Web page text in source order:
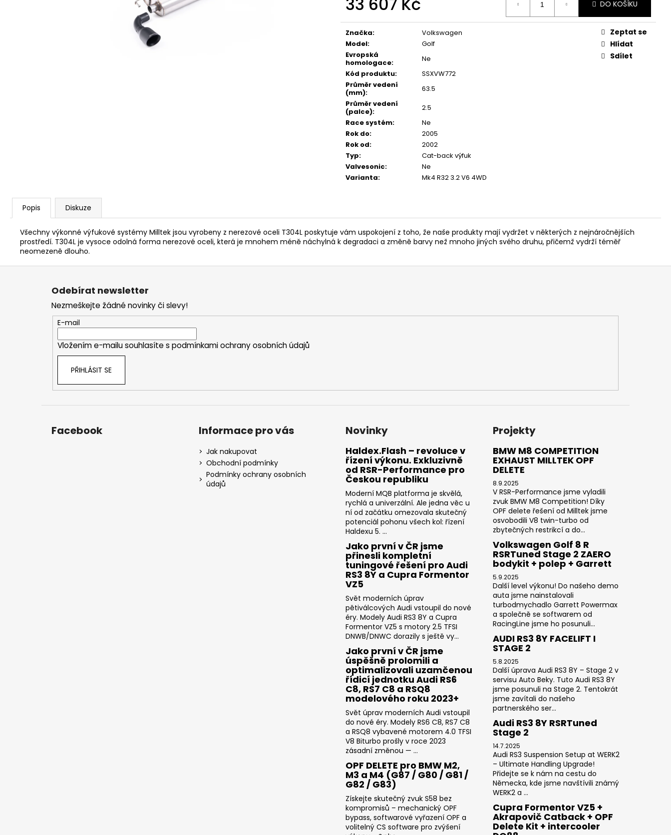
cena:
DO KOŠÍKU
Značka:
Volkswagen
Model:
Golf
Evropská
homologace:
Ne
Kód produktu:
SSXVW772
Průměr vedení
(mm):
63.5
Průměr vedení
(palce):
2.5
Race systém:
Ne
Rok do:
2005
Rok od:
2002
Typ:
Cat-back výfuk
Valvesonic:
Ne
Varianta: Mk4 R32 3.2 V6 4WD
Zeptat se
Hlídat
Sdílet
Popis Diskuze
Všechny výkonné výfukové systémy Milltek jsou vyrobeny z nerezové oceli T304L poskytuje vám uspokojení z toho, že naše produkty mají vydržet v některých z nejnáročnějších
prostředí. T304L je vysoce odolná forma nerezové oceli, která je mnohem méně náchylná k degradaci a změně barvy než mnoho jiných svého druhu, přičemž vydrží téměř
neomezeně dlouho.
RSR-PERFORMANCE DÁRKOVÝ POUKAZ NGK ČERVENÝ ZAPALOVACÍ MODUL
2.0TFSI 2.0TSI EA113 EA888.1/2 2.5TFSI
APR SPORTOVNÍ ZAPALOVACÍ MODUL
2.0TSI 2.5TFSI A DALŠÍ
1 490 Kč
Z
Odebírat newsletter
Nezmeškejte žádné novinky či slevy!
E-mail
Vložením e-mailu souhlasíte s podmínkami ochrany osobních údajů
PŘIHLÁSIT SE
Facebook Informace pro vás
Jak nakupovat
Obchodní podmínky
Podmínky ochrany osobních
údajů
Novinky
Haldex.Flash – revoluce v
řízení výkonu. Exkluzivně
od RSR-Performance pro
Českou republiku
Moderní MQB platforma je skvělá,
rychlá a univerzální. Ale jedna věc u
ní od začátku omezovala skutečný
potenciál pohonu všech kol: řízení
Haldexu 5. ...
Jako první v ČR jsme
přinesli kompletní
tuningové řešení pro Audi
RS3 8Y a Cupra Formentor
VZ5
Svět moderních úprav
pětiválcových Audi vstoupil do nové
éry. Modely Audi RS3 8Y a Cupra
Formentor VZ5 s motory 2.5 TFSI
DNWB/DNWC dorazily s ještě vy...
Jako první v ČR jsme
úspěšně prolomili a
optimalizovali uzamčenou
řídicí jednotku Audi RS6
C8, RS7 C8 a RSQ8
modelového roku 2023+
Svět úprav moderních Audi vstoupil
do nové éry. Modely RS6 C8, RS7 C8
a RSQ8 vybavené motorem 4.0 TFSI
V8 Biturbo prošly v roce 2023
zásadní změnou — ...
OPF DELETE pro BMW M2,
M3 a M4 (G87 / G80 / G81 /
G82 / G83)
Získejte skutečný zvuk S58 bez
kompromisů – mechanický OPF
bypass, softwarové vyřazení OPF a
volitelný CS software pro zvýšení
Projekty
BMW M8 COMPETITION
EXHAUST MILLTEK OPF
DELETE
8.9.2025
V RSR-Performance jsme vyladili
zvuk BMW M8 Competition! Díky
OPF delete řešení od Milltek jsme
osvobodili V8 twin-turbo od
zbytečných restrikcí a do...
Volkswagen Golf 8 R
RSRTuned Stage 2 ZAERO
bodykit + polep + Garrett
5.9.2025
Další level výkonu! Do našeho demo
auta jsme nainstalovali
turbodmychadlo Garrett Powermax
a společně se softwarem od
RacingLine jsme ho posunuli...
AUDI RS3 8Y FACELIFT I
STAGE 2
5.8.2025
Další úprava Audi RS3 8Y – Stage 2 v
servisu Auto Beky. Tuto Audi RS3 8Y
jsme posunuli na Stage 2. Tentokrát
jsme zavítali do našeho
partnerského ser...
Audi RS3 8Y RSRTuned
Stage 2
14.7.2025
Audi RS3 Suspension Setup at WERK2
– Ultimate Handling Upgrade!
Přidejte se k nám na cestu do
Německa, kde jsme navštívili známý
WERK2 a ...
Cupra Formentor VZ5 +
Akrapovič Catback + OPF
Delete Kit + intercooler